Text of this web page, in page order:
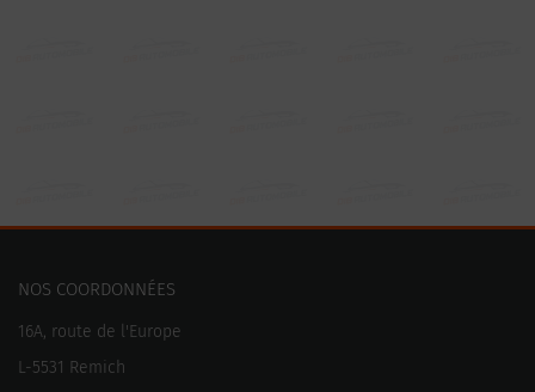
NOS COORDONNÉES
16A, route de l'Europe
L-5531 Remich